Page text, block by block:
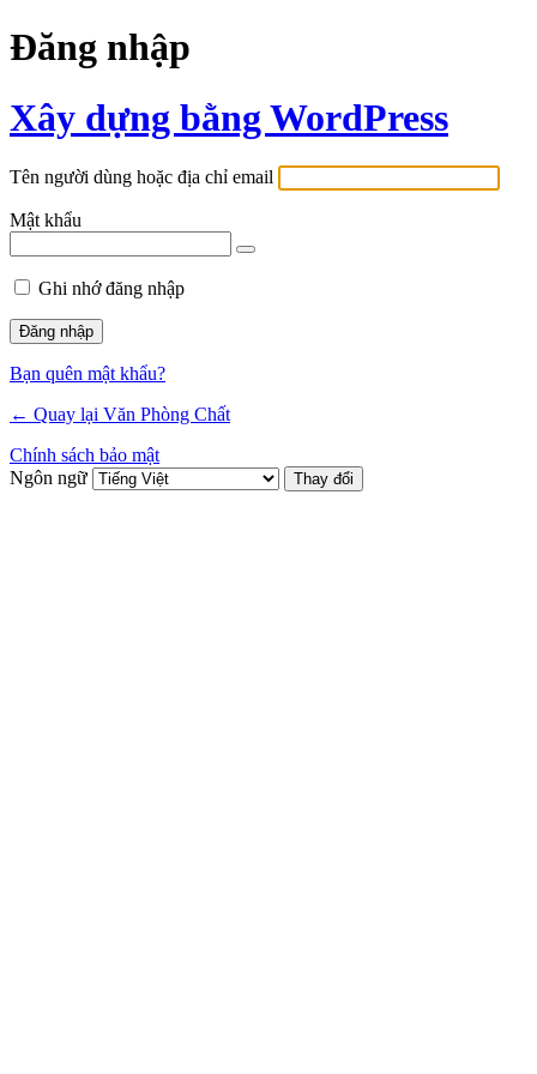
Đăng nhập
Xây dựng bằng WordPress
Tên người dùng hoặc địa chỉ email
Mật khẩu
Ghi nhớ đăng nhập
Bạn quên mật khẩu?
← Quay lại Văn Phòng Chất
Chính sách bảo mật
Ngôn ngữ